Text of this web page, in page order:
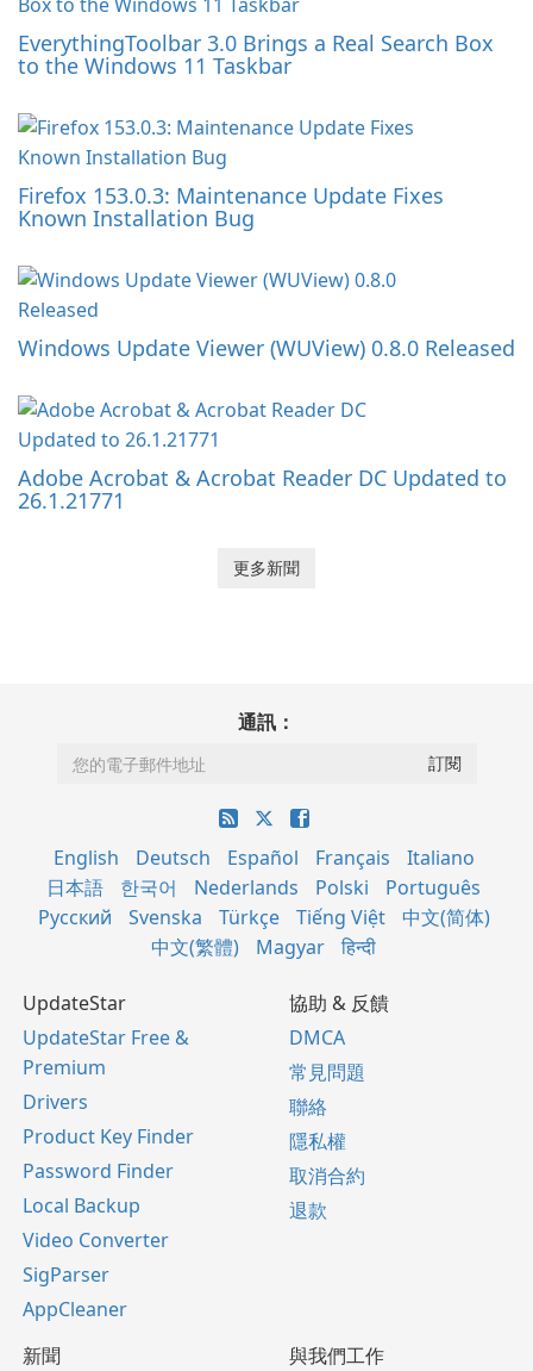
EverythingToolbar 3.0 Brings a Real Search Box
to the Windows 11 Taskbar
Firefox 153.0.3: Maintenance Update Fixes
Known Installation Bug
Windows Update Viewer (WUView) 0.8.0 Released
Adobe Acrobat & Acrobat Reader DC Updated to
26.1.21771
更多新聞
通訊：
English Deutsch Español Français
Italiano
日本語
한국어 Nederlands Polski
Português
Русский
Svenska Türkçe Tiếng Việt
中文(简体)
中文(繁體)
Magyar हिन्दी
UpdateStar
UpdateStar Free &
Premium
Drivers
Product Key Finder
Password Finder
Local Backup
Video Converter
SigParser
AppCleaner
協助 & 反饋
DMCA
常見問題
聯絡
隱私權
取消合約
退款
新聞
與我們工作